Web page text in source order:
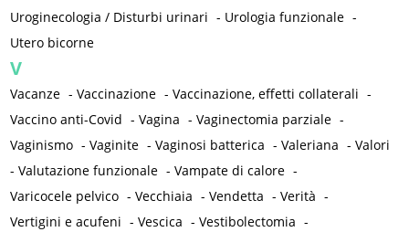
Uroginecologia / Disturbi urinari - Urologia funzionale -
Utero bicorne
V
Vacanze -Vaccinazione -Vaccinazione, effetti collaterali -
Vaccino anti-Covid -Vagina -Vaginectomia parziale -
Vaginismo -Vaginite -Vaginosi batterica -Valeriana -Valori
-Valutazione funzionale -Vampate di calore -
Varicocele pelvico -Vecchiaia -Vendetta -Verità -
Vertigini e acufeni -Vescica -Vestibolectomia -